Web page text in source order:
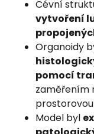
Cévní
vytvoření
Organoidy
pomocí
zaměřením
Model byl